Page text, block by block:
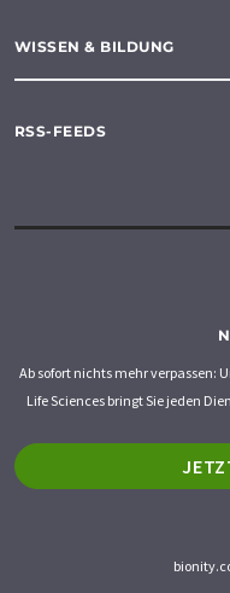
WISSEN & BILDUNG
RSS-FEEDS
Ab sofort nichts mehr verpassen:
Life Sciences bringt Sie jeden